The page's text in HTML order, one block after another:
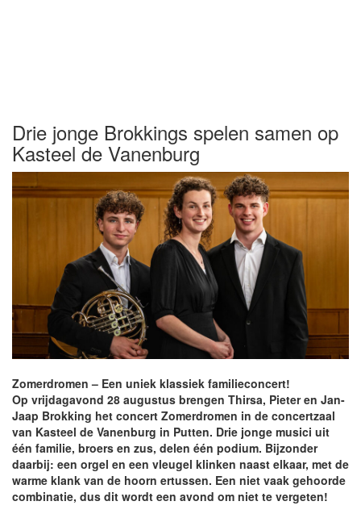
Drie jonge Brokkings spelen samen op
Kasteel de Vanenburg
Zomerdromen – Een uniek klassiek familieconcert!
Op vrijdagavond 28 augustus brengen Thirsa, Pieter en Jan-
Jaap Brokking het concert Zomerdromen in de concertzaal
van Kasteel de Vanenburg in Putten. Drie jonge musici uit
één familie, broers en zus, delen één podium. Bijzonder
daarbij: een orgel en een vleugel klinken naast elkaar, met de
warme klank van de hoorn ertussen. Een niet vaak gehoorde
combinatie, dus dit wordt een avond om niet te vergeten!